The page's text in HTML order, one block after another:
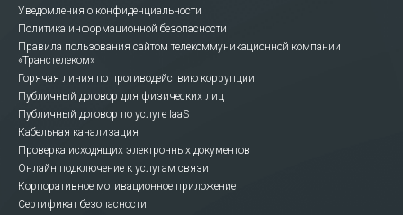
Уведомления о конфиденциальности
Политика информационной безопасности
Правила пользования сайтом телекоммуникационной компании
«Транстелеком»
Горячая линия по противодействию коррупции
Публичный договор для физических лиц
Публичный договор по услуге IaaS
Кабельная канализация
Проверка исходящих электронных документов
Онлайн подключение к услугам связи
Корпоративное мотивационное приложение
Сертификат безопасности